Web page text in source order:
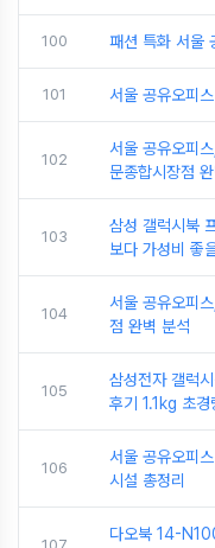
100 패션 특화 서울
101 서울 공유오피
102
서울 공유오피
문종합시장점
103
삼성 갤럭시북
보다 가성비 좋
104
서울 공유오피
점 완벽 분석
105
삼성전자 갤럭
후기 1.1kg 초
106
서울 공유오피
시설 총정리
다오북 14-